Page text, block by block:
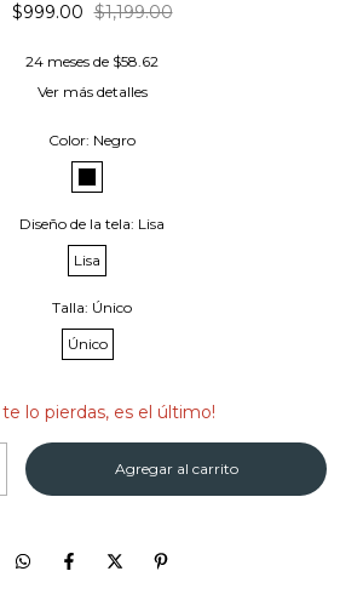
$999.00 $1,199.00
24 meses de $58.62
Ver más detalles
Color: Negro
Diseño de la tela: Lisa
Lisa
Talla: Único
Único
te lo pierdas, es el último!